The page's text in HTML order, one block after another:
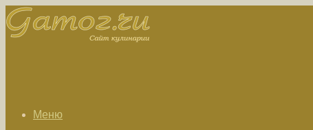
Меню